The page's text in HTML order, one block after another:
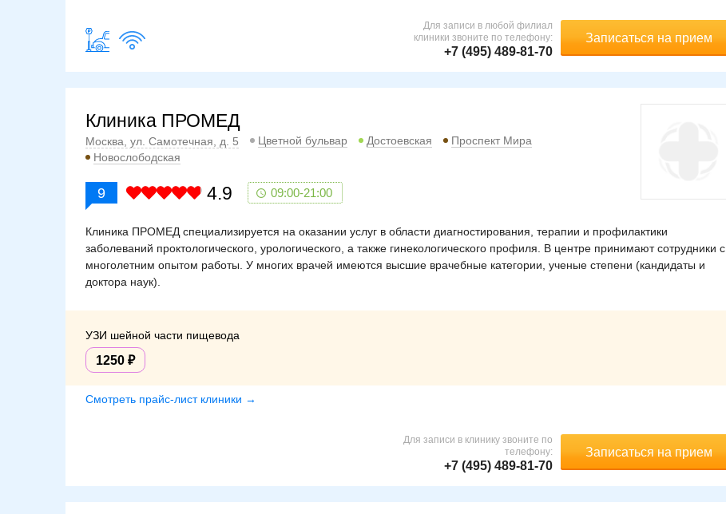
Записаться на прием
Для записи в любой филиал
клиники звоните по телефону:
+7 (495) 489-81-70
Клиника ПРОМЕД
Москва, ул. Самотечная, д. 5 Цветной бульвар Достоевская
Проспект Мира
Новослободская
9 4.9 09:00-21:00
Клиника ПРОМЕД специализируется на оказании услуг в области диагностирования, терапии и профилактики
заболеваний проктологического, урологического, а также гинекологического профиля. В центре принимают сотрудники с
многолетним опытом работы. У многих врачей имеются высшие врачебные категории, ученые степени (кандидаты и
доктора наук).
УЗИ шейной части пищевода
1250
Смотреть прайс-лист клиники →
Записаться на прием
Для записи в клинику звоните по
телефону:
+7 (495) 489-81-70